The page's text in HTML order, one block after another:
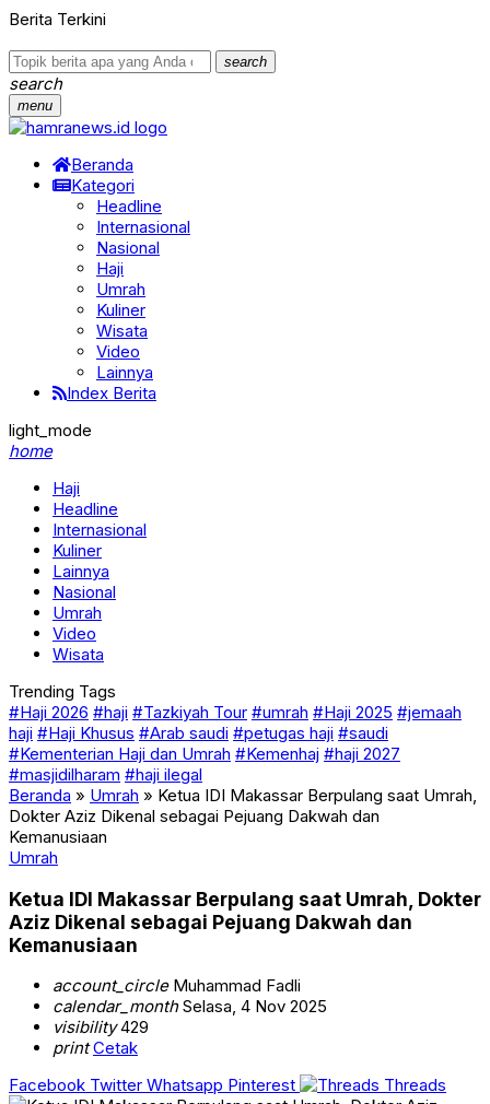
Berita Terkini
search
search
menu
Beranda
Kategori
Headline
Internasional
Nasional
Haji
Umrah
Kuliner
Wisata
Video
Lainnya
Index Berita
light_mode
home
Haji
Headline
Internasional
Kuliner
Lainnya
Nasional
Umrah
Video
Wisata
Trending Tags
#Haji 2026 #haji #Tazkiyah Tour #umrah #Haji 2025 #jemaah
haji #Haji Khusus #Arab saudi #petugas haji #saudi
#Kementerian Haji dan Umrah #Kemenhaj #haji 2027
#masjidilharam #haji ilegal
Beranda » Umrah » Ketua IDI Makassar Berpulang saat Umrah,
Dokter Aziz Dikenal sebagai Pejuang Dakwah dan
Kemanusiaan
Umrah
Ketua IDI Makassar Berpulang saat Umrah, Dokter
Aziz Dikenal sebagai Pejuang Dakwah dan
Kemanusiaan
account_circleMuhammad Fadli
calendar_monthSelasa, 4 Nov 2025
visibility429
print Cetak
Facebook Twitter Whatsapp Pinterest Threads